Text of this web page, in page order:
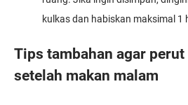
kulkas dan habiskan maksimal 1
Tips tambahan agar
setelah makan malam